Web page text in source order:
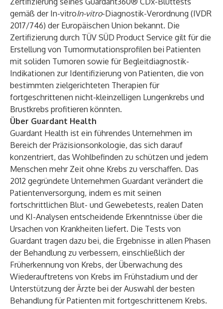
gemäß der In-vitroIn-vitro-Diagnostik-Verordnung (IVDR
2017/746) der Europäischen Union bekannt. Die
Zertifizierung durch TÜV SÜD Product Service gilt für die
Erstellung von Tumormutationsprofilen bei Patienten
mit soliden Tumoren sowie für Begleitdiagnostik-
Indikationen zur Identifizierung von Patienten, die von
bestimmten zielgerichteten Therapien für
fortgeschrittenen nicht-kleinzelligen Lungenkrebs und
Brustkrebs profitieren könnten.
Über Guardant Health
Guardant Health ist ein führendes Unternehmen im
Bereich der Präzisionsonkologie, das sich darauf
konzentriert, das Wohlbefinden zu schützen und jedem
Menschen mehr Zeit ohne Krebs zu verschaffen. Das
2012 gegründete Unternehmen Guardant verändert die
Patientenversorgung, indem es mit seinen
fortschrittlichen Blut- und Gewebetests, realen Daten
und KI-Analysen entscheidende Erkenntnisse über die
Ursachen von Krankheiten liefert. Die Tests von
Guardant tragen dazu bei, die Ergebnisse in allen Phasen
der Behandlung zu verbessern, einschließlich der
Früherkennung von Krebs, der Überwachung des
Wiederauftretens von Krebs im Frühstadium und der
Unterstützung der Ärzte bei der Auswahl der besten
Behandlung für Patienten mit fortgeschrittenem Krebs.